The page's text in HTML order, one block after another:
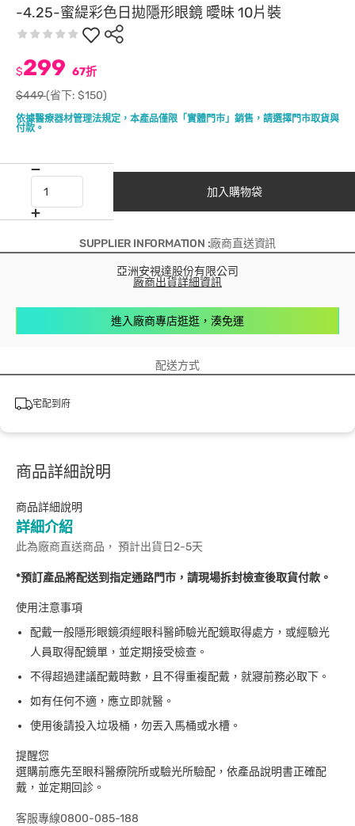
-4.25-蜜緹彩色日拋隱形眼鏡 曖昧 10片裝
依據醫療器材管理法規定，本產品僅限「實體門市」銷售，請選擇門市取貨與
付款。
$299 67折
$449(省下: $150)
加入購物袋
SUPPLIER INFORMATION :廠商直送資訊
亞洲安視達股份有限公司
廠商出貨詳細資訊
進入廠商專店逛逛，湊免運
配送方式
宅配到府
商品詳細說明
商品詳細說明
詳細介紹
此為廠商直送商品， 預計出貨日2-5天
*預訂產品將配送到指定通路門市，請現場拆封檢查後取貨付款。
使用注意事項
配戴一般隱形眼鏡須經眼科醫師驗光配鏡取得處方，或經驗光
人員取得配鏡單，並定期接受檢查。
不得超過建議配戴時數，且不得重複配戴，就寢前務必取下。
如有任何不適，應立即就醫。
使用後請投入垃圾桶，勿丟入馬桶或水槽。
提醒您
選購前應先至眼科醫療院所或驗光所驗配，依產品說明書正確配
戴，並定期回診。
客服專線0800-085-188